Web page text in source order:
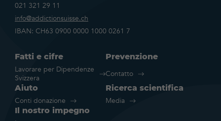
021 321 29 11
info@addictionsuisse.ch
IBAN: CH63 0900 0000 1000 0261 7
Fatti e cifre
Lavorare per Dipendenze
Svizzera
Prevenzione
Contatto
Aiuto
Conti donazione
Ricerca scientifica
Media
Il nostro impegno